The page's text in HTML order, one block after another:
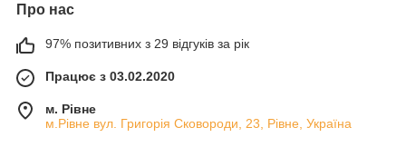
Про нас
97% позитивних з 29 відгуків за рік
Працює з 03.02.2020
м. Рівне
м.Рівне вул. Григорія Сковороди, 23, Рівне, Україна